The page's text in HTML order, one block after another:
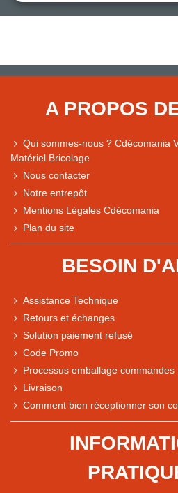
Comparaison des
Express,
A PROPOS
Qui sommes-nous ? Cdécomania
Matériel Bricolage
Nous contacter
Notre entrepôt
Mentions Légales Cdécomania
Plan du site
BESOIN
Assistance Technique
Retours et échanges
Solution paiement refusé
Code Promo
Processus emballage commandes
Livraison
Comment bien réceptionner son